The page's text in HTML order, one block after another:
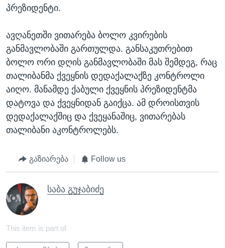
პრეზიდენტი.
ავღანეთში ვითარება ბოლო კვირების
განმავლობაში გართულდა. განსაკუთრებით
ბოლო ორი დღის განმავლობაში მას შემდეგ, რაც
თალიბანმა ქვეყნის დედაქალაქზე კონტროლი
აიღო. მანამდე ქაბული ქვეყნის პრეზიდენტმა
დატოვა და ქვეყნიდან გაიქცა. ამ დროისთვის
დედაქალაქშიც და ქვეყანაშიც, ვითარებას
თალიბანი აკონტროლებს.
გაზიარება Follow us
საბა გუჯაბიძე
This item is part of